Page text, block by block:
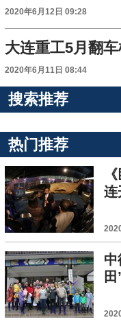
2020年6月12日 09:28
大连重工5月翻
2020年6月11日 08:44
搜索推荐
热门推荐
连
中
田